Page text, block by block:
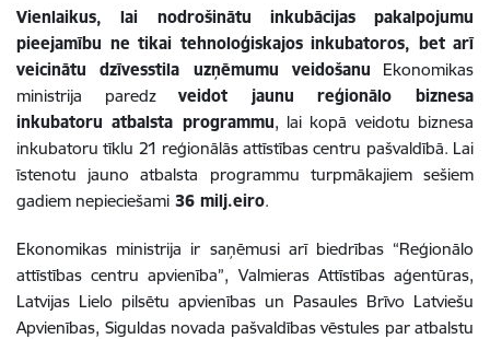
Vienlaikus, lai nodrošinātu inkubācijas pakalpojumu
pieejamību ne tikai tehnoloģiskajos inkubatoros, bet arī
veicinātu dzīvesstila uzņēmumu veidošanu Ekonomikas
ministrija paredzveidot jaunu reģionālo biznesa
inkubatoru atbalsta programmu, lai kopā veidotu biznesa
inkubatoru tīklu 21 reģionālās attīstības centru pašvaldībā. Lai
īstenotu jauno atbalsta programmu turpmākajiem sešiem
gadiem nepieciešami 36 milj.eiro.
Ekonomikas ministrija ir saņēmusi arī biedrības “Reģionālo
attīstības centru apvienība”, Valmieras Attīstības aģentūras,
Latvijas Lielo pilsētu apvienības un Pasaules Brīvo Latviešu
Apvienības, Siguldas novada pašvaldības vēstules par atbalstu